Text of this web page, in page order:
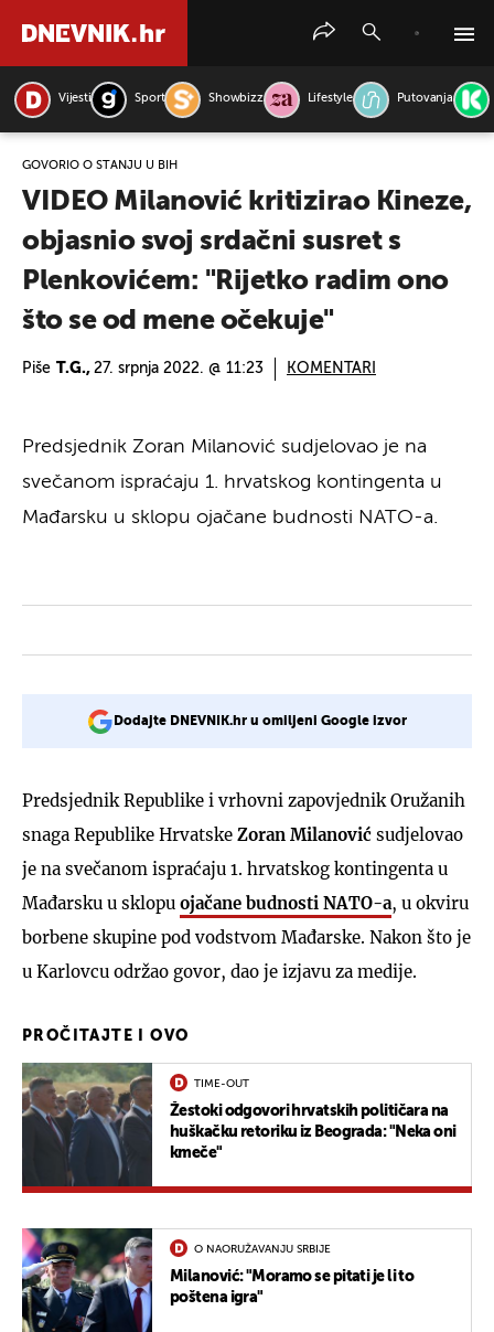
Vijesti Sport Showbizz Lifestyle Putovanja
GOVORIO O STANJU U BIH
VIDEO Milanović kritizirao Kineze,
objasnio svoj srdačni susret s
Plenkovićem: "Rijetko radim ono
što se od mene očekuje"
Piše T.G., 27. srpnja 2022. @ 11:23 KOMENTARI
Predsjednik Zoran Milanović sudjelovao je na
svečanom ispraćaju 1. hrvatskog kontingenta u
Mađarsku u sklopu ojačane budnosti NATO-a.
Dodajte DNEVNIK.hr u omiljeni Google izvor
Predsjednik Republike i vrhovni zapovjednik Oružanih
snaga Republike Hrvatske Zoran Milanović sudjelovao
je na svečanom ispraćaju 1. hrvatskog kontingenta u
Mađarsku u sklopu ojačane budnosti NATO-a, u okviru
borbene skupine pod vodstvom Mađarske. Nakon što je
u Karlovcu održao govor, dao je izjavu za medije.
PROČITAJTE I OVO
TIME-OUT
Žestoki odgovori hrvatskih političara na
huškačku retoriku iz Beograda: "Neka oni
kmeče"
O NAORUŽAVANJU SRBIJE
Milanović: "Moramo se pitati je li to
poštena igra"
PRETRAŽITE VIJESTI